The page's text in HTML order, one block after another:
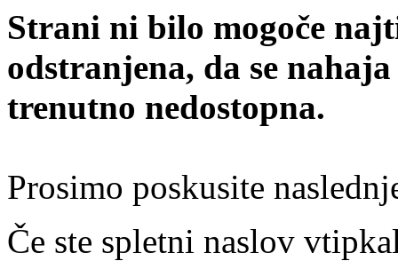
Strani ni bilo mogoče
odstranjena, da se
trenutno nedostopna.
Prosimo poskusite
Če ste spletni naslov